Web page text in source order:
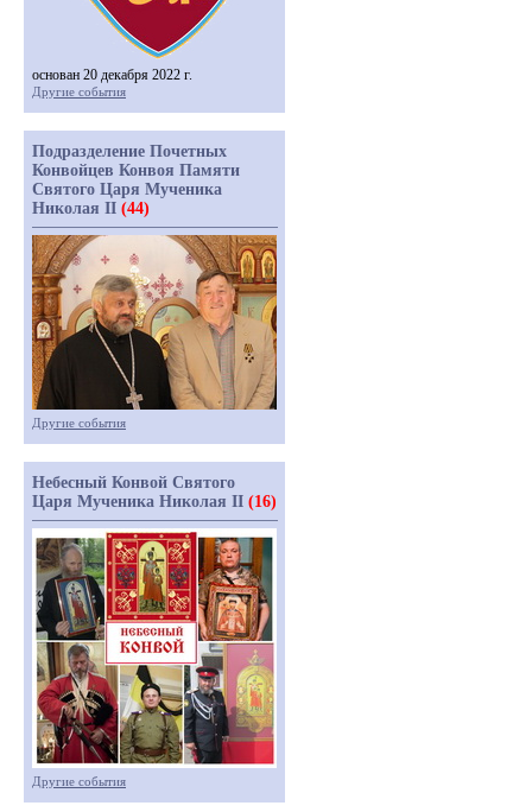
основан 20 декабря 2022 г.
Другие события
Подразделение Почетных
Конвойцев Конвоя Памяти
Святого Царя Мученика
Николая II (44)
Другие события
Небесный Конвой Святого
Царя Мученика Николая II (16)
Другие события